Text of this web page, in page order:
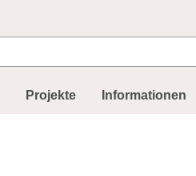
Projekte Informationen